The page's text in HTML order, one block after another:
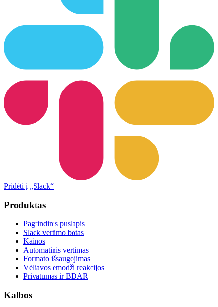
Pridėti į „Slack“
Produktas
Pagrindinis puslapis
Slack vertimo botas
Kainos
Automatinis vertimas
Formato išsaugojimas
Vėliavos emodži reakcijos
Privatumas ir BDAR
Kalbos